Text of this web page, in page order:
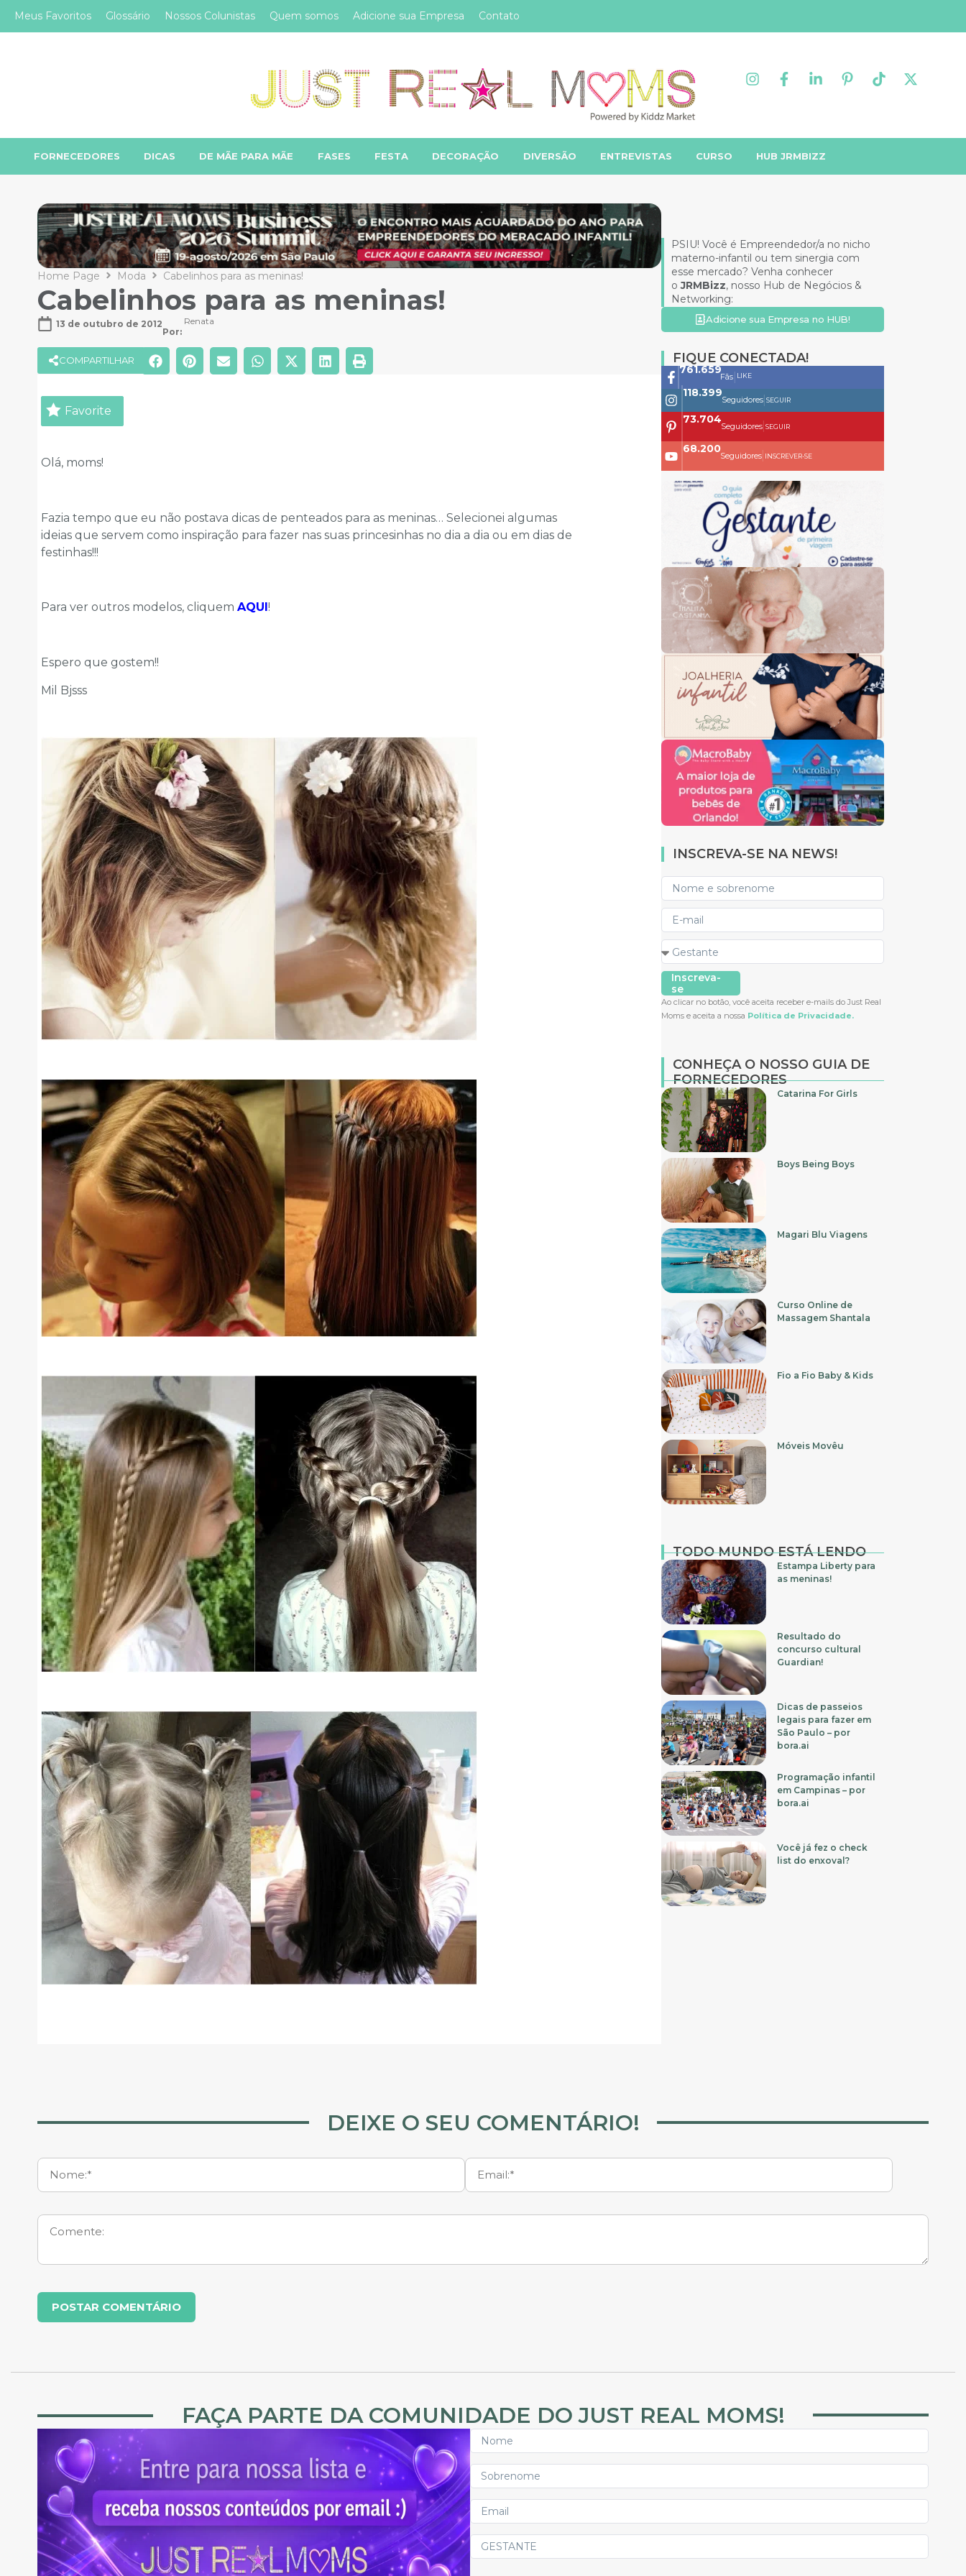
Meus Favoritos Glossário Nossos Colunistas Quem somos Adicione sua Empresa Contato
FORNECEDORES DICAS DE MÃE PARA MÃE FASES FESTA DECORAÇÃO DIVERSÃO ENTREVISTAS CURSO HUB JRMBIZZ
Home Page Moda Cabelinhos para as meninas!
Cabelinhos para as meninas!
13 de outubro de 2012
Por:
Renata
COMPARTILHAR
Favorite
Olá, moms!
Fazia tempo que eu não postava dicas de penteados para as meninas… Selecionei algumas
ideias que servem como inspiração para fazer nas suas princesinhas no dia a dia ou em dias de
festinhas!!!
Para ver outros modelos, cliquem AQUI !
Espero que gostem!!
Mil Bjsss
PSIU! Você é Empreendedor/a no nicho
materno-infantil ou tem sinergia com
esse mercado? Venha conhecer
oJRMBizz, nosso Hub de Negócios &
Networking:
Adicione sua Empresa no HUB!
FIQUE CONECTADA!
761.659
Fãs LIKE
118.399
Seguidores| SEGUIR
73.704
Seguidores| SEGUIR
68.200
Seguidores| INSCREVER-SE
INSCREVA-SE NA NEWS!
Inscreva-
se
Ao clicar no botão, você aceita receber e-mails do Just Real
Moms e aceita a nossa Política de Privacidade.
CONHEÇA O NOSSO GUIA DE
FORNECEDORES
Catarina For Girls
Boys Being Boys
Magari Blu Viagens
Curso Online de
Massagem Shantala
Fio a Fio Baby & Kids
Móveis Movêu
TODO MUNDO ESTÁ LENDO
Estampa Liberty para
as meninas!
Resultado do
concurso cultural
Guardian!
Dicas de passeios
legais para fazer em
São Paulo – por
bora.ai
Programação infantil
em Campinas – por
bora.ai
Você já fez o check
list do enxoval?
DEIXE O SEU COMENTÁRIO!
FAÇA PARTE DA COMUNIDADE DO JUST REAL MOMS!